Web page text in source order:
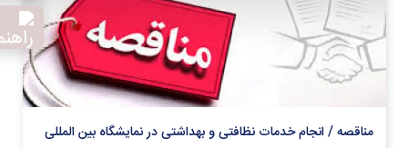
مناقصه / انجام خدمات نظافتی و بهداشتی در نمایشگاه بین المللی